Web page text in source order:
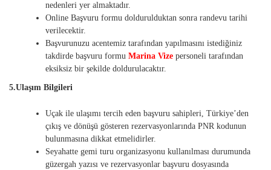
nedenleri yer almaktadır.
Online Başvuru formu doldurulduktan sonra randevu tarihi
verilecektir.
Başvurunuzu acentemiz tarafından yapılmasını istediğiniz
takdirde başvuru formu Marina Vize personeli tarafından
eksiksiz bir şekilde doldurulacaktır.
5.Ulaşım Bilgileri
Uçak ile ulaşımı tercih eden başvuru sahipleri, Türkiye’den
çıkış ve dönüşü gösteren rezervasyonlarında PNR kodunun
bulunmasına dikkat etmelidirler.
Seyahatte gemi turu organizasyonu kullanılması durumunda
güzergah yazısı ve rezervasyonlar başvuru dosyasında